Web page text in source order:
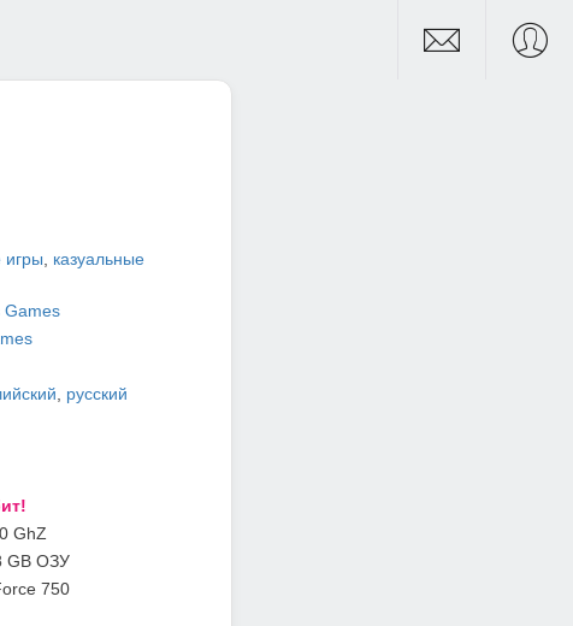
игры
казуальные
Games
русский
GhZ
GB ОЗУ
750